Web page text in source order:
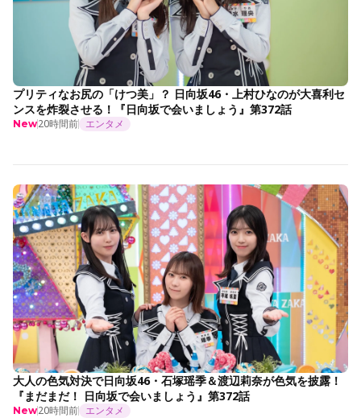
プリティなお尻の「けつ美」？ 日向坂46・上村ひなのが大喜利セ
ンスを炸裂させる！『日向坂で会いましょう』第372話
New20時間前 エンタメ
大人の色気対決で日向坂46・石塚瑶季＆渡辺莉奈が色気を披露！
『まだまだ！ 日向坂で会いましょう』第372話
New20時間前 エンタメ